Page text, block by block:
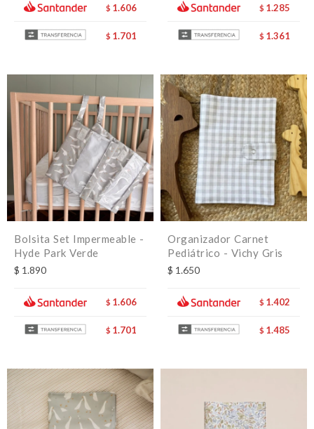
$ 1.606
$ 1.701
$ 1.285
$ 1.361
Bolsita Set Impermeable -
Hyde Park Verde
$ 1.890
$ 1.606
$ 1.701
Organizador Carnet
Pediátrico - Vichy Gris
$ 1.650
$ 1.402
$ 1.485